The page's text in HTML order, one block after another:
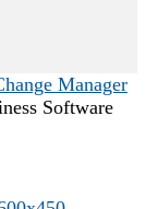
Manager
Software